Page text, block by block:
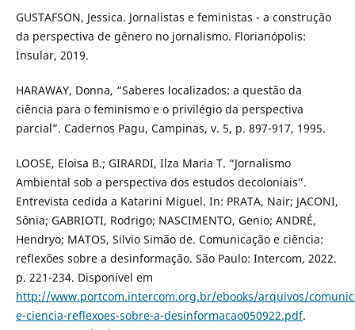
GUSTAFSON, Jessica. Jornalistas e feministas - a construção
da perspectiva de gênero no jornalismo. Florianópolis:
Insular, 2019.
HARAWAY, Donna, “Saberes localizados: a questão da
ciência para o feminismo e o privilégio da perspectiva
parcial”. Cadernos Pagu, Campinas, v. 5, p. 897-917, 1995.
LOOSE, Eloisa B.; GIRARDI, Ilza Maria T. “Jornalismo
Ambiental sob a perspectiva dos estudos decoloniais”.
Entrevista cedida a Katarini Miguel. In: PRATA, Nair; JACONI,
Sônia; GABRIOTI, Rodrigo; NASCIMENTO, Genio; ANDRÉ,
Hendryo; MATOS, Silvio Simão de. Comunicação e ciência:
reflexões sobre a desinformação. São Paulo: Intercom, 2022.
p. 221-234. Disponível em
http://www.portcom.intercom.org.br/ebooks/arquivos/
e-ciencia-reflexoes-sobre-a-desinformacao050922.pdf.